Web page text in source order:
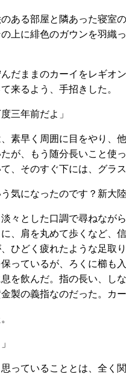
ある部屋と隣あった寝室
上に緋色のガウンを羽織
だままのカーイをレギオ
来るよう、手招きした。
三年前だよ」
素早く周囲に目をやり、
が、もう随分長いこと使
、そのすぐ下には、グラ
気になったのです？新大
々とした口調で尋ねなが
、肩を丸めて歩くなど、
ひどく疲れたような足取
っているが、ろくに櫛も
を飲んだ。指の長い、し
製の義指なのだった。カ
っていることとは、全く